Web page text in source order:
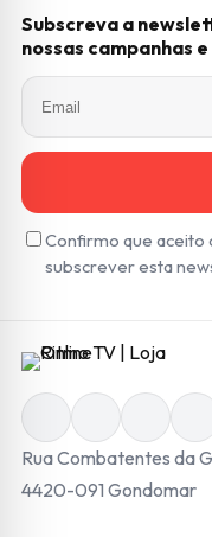
Subscreva a
nossas campanhas
Confirmo que aceito
subscrever esta
Rua Combatentes da
4420-091 Gondomar